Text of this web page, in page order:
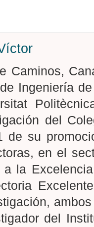
Caminos,
Ingeniería
del
de su
en el
a la
del